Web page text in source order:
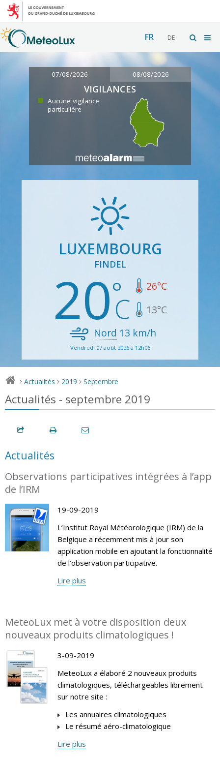
FR DE
07/08/2026 08/08/2026
VIGILANCES
Aucune vigilance
particulière
LUXEMBOURG
FINDEL
20 26°C
13°C
Nord 13 km/h
Vendredi 07 août 2026 à 12h06
> Actualités > 2019 > Septembre
Actualités - septembre 2019
Actualités
Observations participatives intégrées à l’app
de l’IRM
19-09-2019
L’Institut Royal Météorologique (IRM) de la
Belgique a récemment mis à jour son
application mobile en ajoutant la fonctionnalité
de l’observation participative.
Lire plus
MeteoLux met à votre disposition deux
nouveaux produits climatologiques !
3-09-2019
MeteoLux a élaboré 2 nouveaux produits
climatologiques, téléchargeables librement
sur notre site :
Les annuaires climatologiques
Le résumé aéro-climatologique
Lire plus